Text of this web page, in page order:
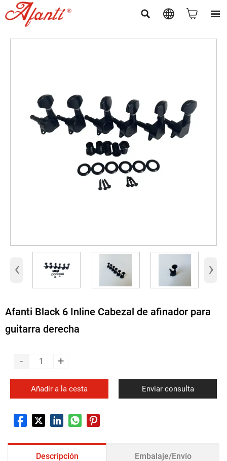
   
‹ ›
Afanti Black 6 Inline Cabezal de afinador para
guitarra derecha
- +
Añadir a la cesta Enviar consulta
Descripción Embalaje/Envío